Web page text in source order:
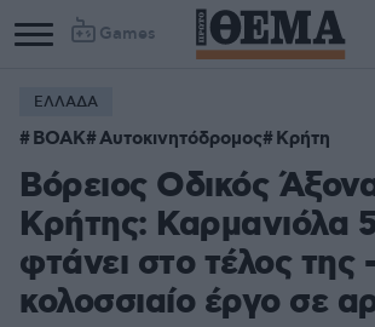
Games
Column
1
Column
2
ΕΛΛΑΔΑ
ΒΟΑΚ Αυτοκινητόδρομος Κρήτη
Βόρειος Οδικός
Κρήτης: Καρμανιόλα
φτάνει στο τέλος της
κολοσσιαίο έργο σε